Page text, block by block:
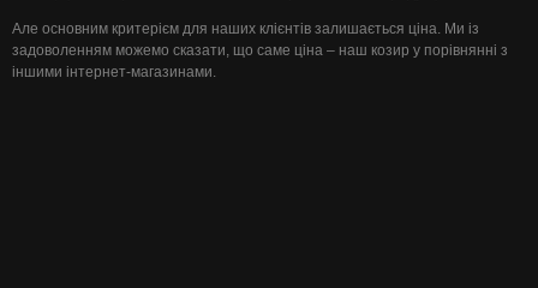
Але основним критерієм для наших клієнтів залишається ціна. Ми із
задоволенням можемо сказати, що саме ціна – наш козир у порівнянні з
іншими інтернет-магазинами.